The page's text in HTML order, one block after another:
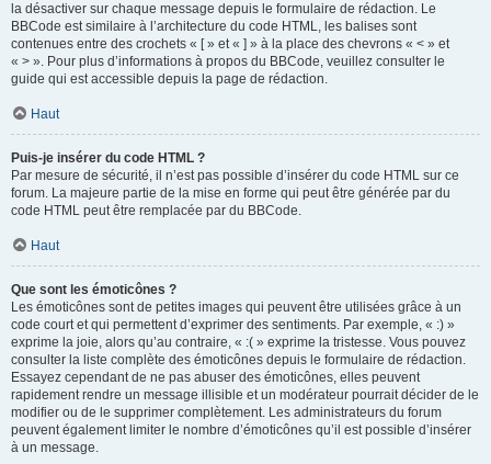
la désactiver sur chaque message depuis le formulaire de rédaction. Le
BBCode est similaire à l’architecture du code HTML, les balises sont
contenues entre des crochets « [ » et « ] » à la place des chevrons « < » et
« > ». Pour plus d’informations à propos du BBCode, veuillez consulter le
guide qui est accessible depuis la page de rédaction.
Haut
Puis-je insérer du code HTML ?
Par mesure de sécurité, il n’est pas possible d’insérer du code HTML sur ce
forum. La majeure partie de la mise en forme qui peut être générée par du
code HTML peut être remplacée par du BBCode.
Haut
Que sont les émoticônes ?
Les émoticônes sont de petites images qui peuvent être utilisées grâce à un
code court et qui permettent d’exprimer des sentiments. Par exemple, « :) »
exprime la joie, alors qu’au contraire, « :( » exprime la tristesse. Vous pouvez
consulter la liste complète des émoticônes depuis le formulaire de rédaction.
Essayez cependant de ne pas abuser des émoticônes, elles peuvent
rapidement rendre un message illisible et un modérateur pourrait décider de le
modifier ou de le supprimer complètement. Les administrateurs du forum
peuvent également limiter le nombre d’émoticônes qu’il est possible d’insérer
à un message.